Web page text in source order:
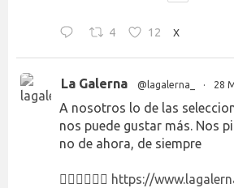
4 12 X
La Galerna @lagalerna_ · 28
A nosotros lo de las
nos puede gustar más. Nos
no de ahora, de siempre
👉🏻👉🏻👉🏻 https://